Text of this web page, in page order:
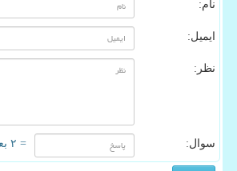
نام:
ایمیل:
نظر:
سوال: = ۲ بعلاوه ۴